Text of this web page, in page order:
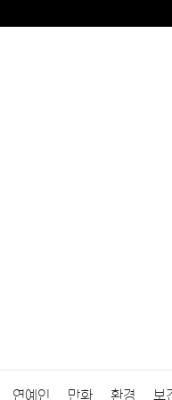
연예인 만화 환경 보